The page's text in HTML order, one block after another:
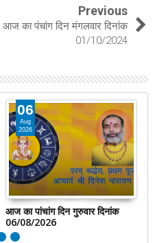
Previous
आज का पंचांग दिन मंगलवार दिनांक
01/10/2024
06
Aug
2026
आज का पांचांग दिन गुरुवार दिनांक
06/08/2026